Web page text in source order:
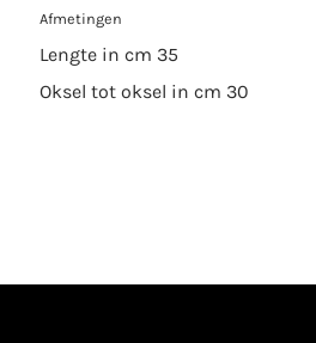
Afmetingen
Lengte in cm 35
Oksel tot oksel in cm 30